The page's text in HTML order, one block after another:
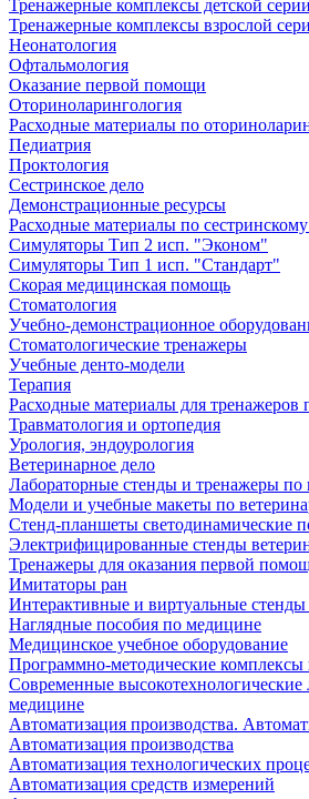
Тренажерные комплексы детской серии
Тренажерные комплексы взрослой
Неонатология
Офтальмология
Оказание первой помощи
Оториноларингология
Расходные материалы по
Педиатрия
Проктология
Сестринское дело
Демонстрационные ресурсы
Расходные материалы по
Симуляторы Тип 2 исп. "Эконом"
Симуляторы Тип 1 исп. "Стандарт"
Скорая медицинская помощь
Стоматология
Учебно-демонстрационное
Стоматологические тренажеры
Учебные денто-модели
Терапия
Расходные материалы для тренажеров
Травматология и ортопедия
Урология, эндоурология
Ветеринарное дело
Лабораторные стенды и тренажеры по
Модели и учебные макеты по
Стенд-планшеты светодинамические
Электрифицированные стенды
Тренажеры для оказания первой
Имитаторы ран
Интерактивные и виртуальные
Наглядные пособия по медицине
Медицинское учебное оборудование
Программно-методические
Современные высокотехнологические
медицине
Автоматизация производства.
Автоматизация производства
Автоматизация технологических
Автоматизация средств измерений